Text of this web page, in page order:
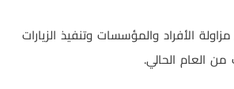
الأفراد والمؤسسات وتنفيذ الزيارات
من العام الحالي.